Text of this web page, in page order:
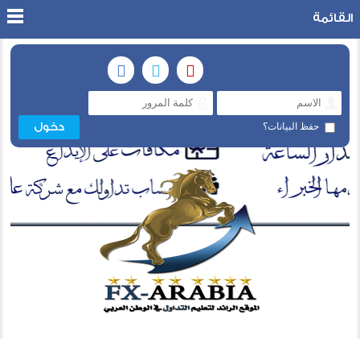
حفظ البيانات؟
القائمة